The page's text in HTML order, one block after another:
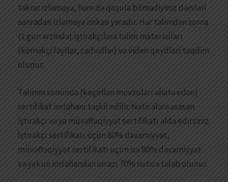
təkrar izləməyə, həm də qoşula bilmədiyiniz dərsləri
sonradan izləməyə imkan yaradır. Hər təlimdən sonra
(1 gün ərzində) iştirakçılara təlim materialları
(köməkçi fayllar, cədvəllər) və video qeydləri təqdim
olunur.
Təlimin sonunda (keçirilən mövzuları əhatə edən)
sertifikat imtahanı təşkil edilir. Nəticələrə əsasən
iştirakçı və ya müvəffəqiyyət sertifikatı əldə edirsiniz.
İştirakçı sertifikatı üçün 80% davamiyyət,
müvəffəqiyyət sertifikatı üçün isə 80% davamiyyət
və yekun imtahandan ən azı 70% nəticə tələb olunur.